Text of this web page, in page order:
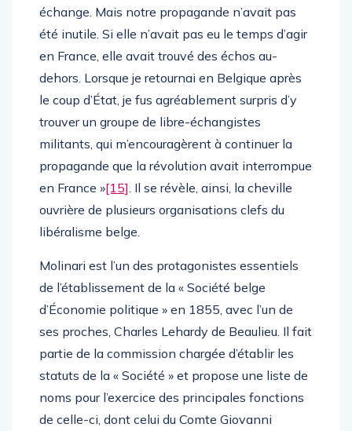
échange. Mais notre propagande n’avait pas
été inutile. Si elle n’avait pas eu le temps d’agir
en France, elle avait trouvé des échos au-
dehors. Lorsque je retournai en Belgique après
le coup d’État, je fus agréablement surpris d’y
trouver un groupe de libre-échangistes
militants, qui m’encouragèrent à continuer la
propagande que la révolution avait interrompue
en France »[15] . Il se révèle, ainsi, la cheville
ouvrière de plusieurs organisations clefs du
libéralisme belge.
Molinari est l’un des protagonistes essentiels
de l’établissement de la « Société belge
d’Économie politique » en 1855, avec l’un de
ses proches, Charles Lehardy de Beaulieu. Il fait
partie de la commission chargée d’établir les
statuts de la « Société » et propose une liste de
noms pour l’exercice des principales fonctions
de celle-ci, dont celui du Comte Giovanni